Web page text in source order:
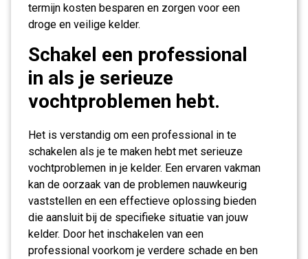
termijn kosten besparen en zorgen voor een
droge en veilige kelder.
Schakel een professional
in als je serieuze
vochtproblemen hebt.
Het is verstandig om een professional in te
schakelen als je te maken hebt met serieuze
vochtproblemen in je kelder. Een ervaren vakman
kan de oorzaak van de problemen nauwkeurig
vaststellen en een effectieve oplossing bieden
die aansluit bij de specifieke situatie van jouw
kelder. Door het inschakelen van een
professional voorkom je verdere schade en ben